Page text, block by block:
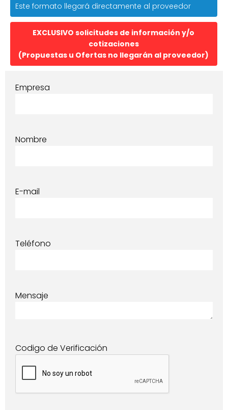
Este formato llegará directamente al proveedor
EXCLUSIVO solicitudes de información y/o
cotizaciones
(Propuestas u Ofertas no llegarán al proveedor)
Empresa
Nombre
E-mail
Teléfono
Mensaje
Codigo de Verificación